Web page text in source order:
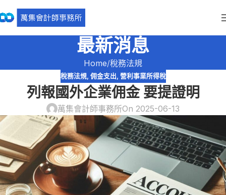
最新消息
Home 稅務法規
稅務法規, 佣金支出, 營利事業所得稅
列報國外企業佣金 要提證明
萬集會計師事務所On 2025-06-13